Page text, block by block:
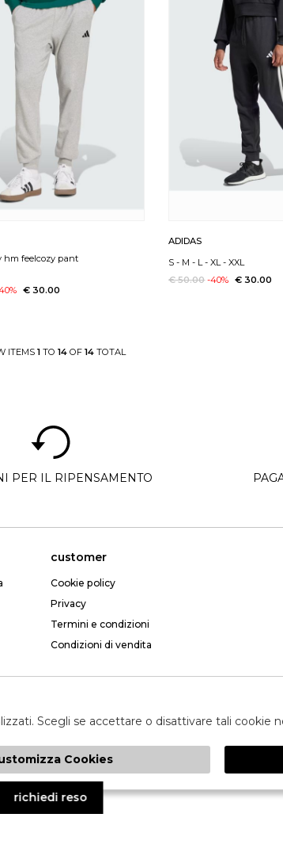
hm feelcozy pant
€ 30.00
ADIDAS
S- M- L- XL- XXL
€ 50.00 -40% € 30.00
ITEMS 1TO 14OF 14TOTAL
PER IL RIPENSAMENTO
customer
Cookie policy
Privacy
Termini e condizioni
Condizioni di vendita
SULLA PRIVACY.
richiedi reso
Scegli se accettare o disattivare tali cookie
Cookies